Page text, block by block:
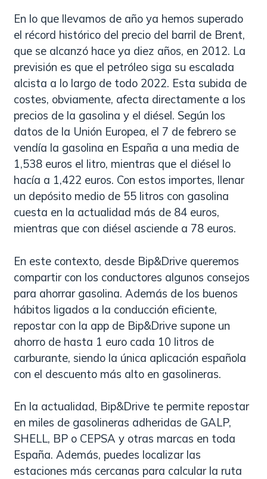
En lo que llevamos de año ya hemos superado
el récord histórico del precio del barril de Brent,
que se alcanzó hace ya diez años, en 2012. La
previsión es que el petróleo siga su escalada
alcista a lo largo de todo 2022. Esta subida de
costes, obviamente, afecta directamente a los
precios de la gasolina y el diésel. Según los
datos de la Unión Europea, el 7 de febrero se
vendía la gasolina en España a una media de
1,538 euros el litro, mientras que el diésel lo
hacía a 1,422 euros. Con estos importes, llenar
un depósito medio de 55 litros con gasolina
cuesta en la actualidad más de 84 euros,
mientras que con diésel asciende a 78 euros.
En este contexto, desde Bip&Drive queremos
compartir con los conductores algunos consejos
para ahorrar gasolina. Además de los buenos
hábitos ligados a la conducción eficiente,
repostar con la app de Bip&Drive supone un
ahorro de hasta 1 euro cada 10 litros de
carburante, siendo la única aplicación española
con el descuento más alto en gasolineras.
En la actualidad, Bip&Drive te permite repostar
en miles de gasolineras adheridas de GALP,
SHELL, BP o CEPSA y otras marcas en toda
España. Además, puedes localizar las
estaciones más cercanas para calcular la ruta